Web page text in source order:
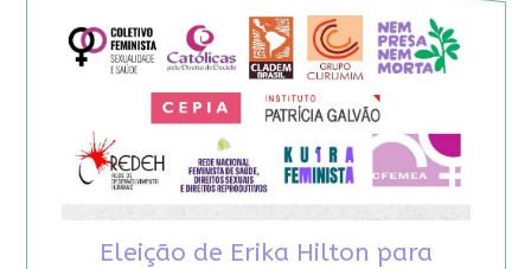
Eleição de Erika Hilton para